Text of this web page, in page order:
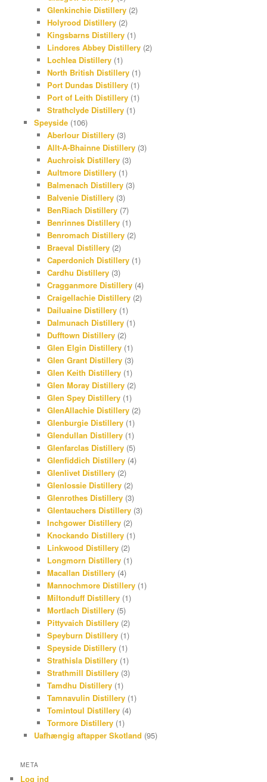
Glenkinchie Distillery (2)
Holyrood Distillery (2)
Kingsbarns Distillery (1)
Lindores Abbey Distillery (2)
Lochlea Distillery (1)
North British Distillery (1)
Port Dundas Distillery (1)
Port of Leith Distillery (1)
Strathclyde Distillery (1)
Speyside(106)
Aberlour Distillery (3)
Allt-A-Bhainne Distillery (3)
Auchroisk Distillery (3)
Aultmore Distillery (1)
Balmenach Distillery (3)
Balvenie Distillery (3)
BenRiach Distillery (7)
Benrinnes Distillery (1)
Benromach Distillery (2)
Braeval Distillery (2)
Caperdonich Distillery (1)
Cardhu Distillery (3)
Cragganmore Distillery (4)
Craigellachie Distillery (2)
Dailuaine Distillery (1)
Dalmunach Distillery (1)
Dufftown Distillery (2)
Glen Elgin Distillery (1)
Glen Grant Distillery (3)
Glen Keith Distillery (1)
Glen Moray Distillery (2)
Glen Spey Distillery (1)
GlenAllachie Distillery (2)
Glenburgie Distillery (1)
Glendullan Distillery (1)
Glenfarclas Distillery (5)
Glenfiddich Distillery (4)
Glenlivet Distillery (2)
Glenlossie Distillery (2)
Glenrothes Distillery (3)
Glentauchers Distillery (3)
Inchgower Distillery (2)
Knockando Distillery (1)
Linkwood Distillery (2)
Longmorn Distillery (1)
Macallan Distillery (4)
Mannochmore Distillery (1)
Miltonduff Distillery (1)
Mortlach Distillery (5)
Pittyvaich Distillery (2)
Speyburn Distillery (1)
Speyside Distillery (1)
Strathisla Distillery (1)
Strathmill Distillery (3)
Tamdhu Distillery (1)
Tamnavulin Distillery (1)
Tomintoul Distillery (4)
Tormore Distillery (1)
Uafhængig aftapper Skotland (95)
META
Log ind